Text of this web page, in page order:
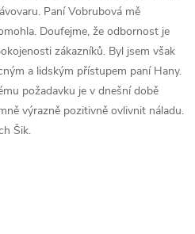
Paní Vobrubová mě
Doufejme, že odbornost je
zákazníků. Byl jsem však
a lidským přístupem paní Hany.
požadavku je v dnešní době
výrazně pozitivně ovlivnit náladu.
Šik.